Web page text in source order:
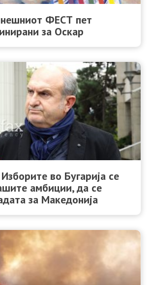
ФЕСТ пет
за Оскар
во Бугарија се
амбиции, да се
за Mакедонија